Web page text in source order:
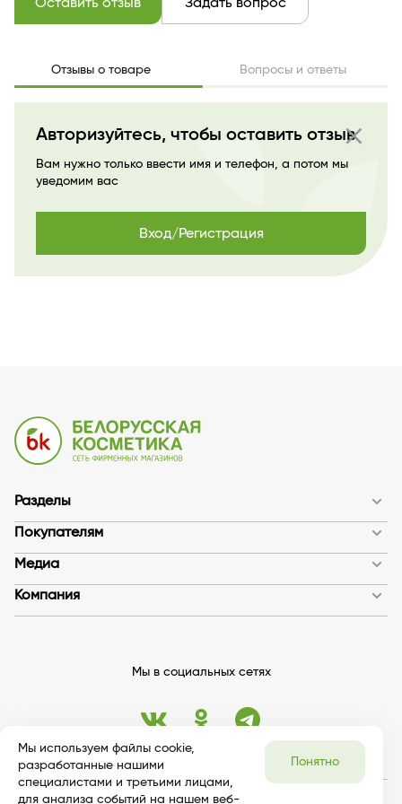
Отзывы о товаре Вопросы и ответы
close
Авторизуйтесь, чтобы оставить отзыв
Вам нужно только ввести имя и телефон, а потом мы
уведомим вас
Вход/Регистрация
Разделы
Покупателям
Медиа
Компания
Мы в социальных сетях
Мы используем файлы cookie,
разработанные нашими
специалистами и третьими лицами,
для анализа событий на нашем веб-
Понятно